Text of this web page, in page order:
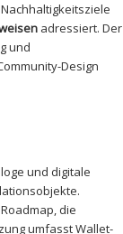
adressiert. Der
und
Design
und digitale
die
umfasst ‌Wallet-